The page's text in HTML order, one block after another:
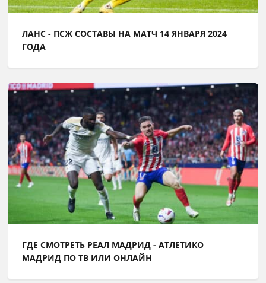
ЛАНС - ПСЖ СОСТАВЫ НА МАТЧ 14 ЯНВАРЯ 2024
ГОДА
ГДЕ СМОТРЕТЬ РЕАЛ МАДРИД - АТЛЕТИКО
МАДРИД ПО ТВ ИЛИ ОНЛАЙН